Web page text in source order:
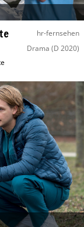
hr-fernsehen
Drama (D 2020)